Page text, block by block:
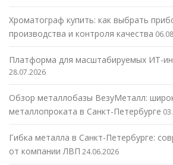
Хроматограф купить: как выбрать
производства и контроля качества
Платформа для масштабируемых ИТ-
28.07.2026
Обзор металлобазы ВезуМеталл:
металлопроката в Санкт-Петербурге
Гибка металла в Санкт-Петербурге:
от компании ЛВП 24.06.2026